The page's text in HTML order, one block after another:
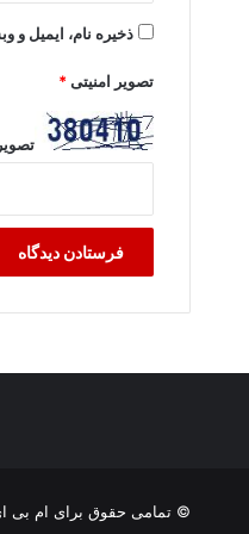
ذخیره نام، ایمیل و
تصویر امنیتی*
© تمامی حقوق برای ام بی